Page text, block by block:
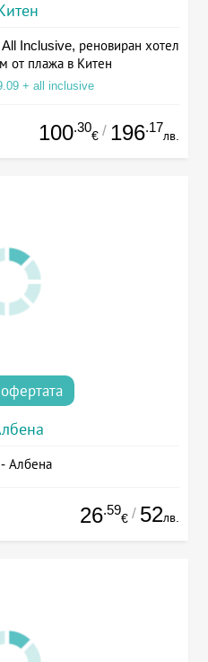
Inclusive, реновиран хотел
от плажа в Китен
+ all inclusive
100.30
€ / 196.17
лв.
Албена
26.59
€ / 52лв.